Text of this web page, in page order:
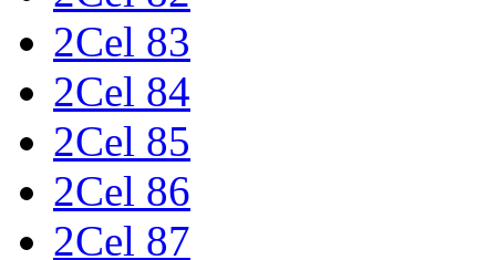
2Cel 83
2Cel 84
2Cel 85
2Cel 86
2Cel 87